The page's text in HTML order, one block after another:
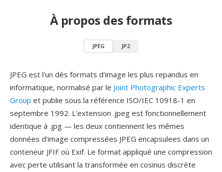
À propos des formats
JPEG JP2
JPEG est l'un dès formats d'image les plus repandus en
informatique, normalisé par le Joint Photographic Experts
Group et publie sous la référence ISO/IEC 10918-1 en
septembre 1992. L'extension .jpeg est fonctionnellement
identique à .jpg — les deux contiennent les mêmes
données d'image compressées JPEG encapsulees dans un
conteneur JFIF où Exif. Le format appliqué une compression
avec perte utilisant la transformée en cosinus discrète